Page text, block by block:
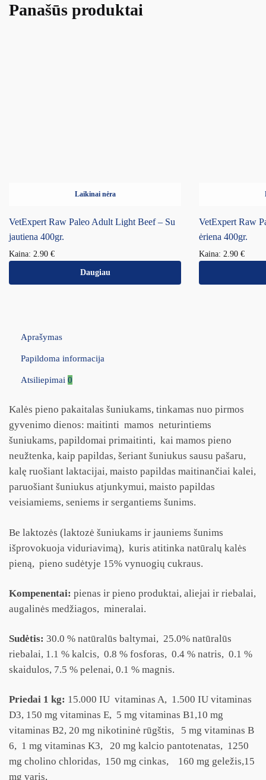
Panašūs produktai
Laikinai nėra
VetExpert Raw Paleo Adult Light Beef – Su
jautiena 400gr.
Kaina: 2.90 €
Daugiau
VetExpert Raw
ėriena 400gr.
Kaina: 2.90 €
Aprašymas
Papildoma informacija
Atsiliepimai 0
Kalės pieno pakaitalas šuniukams, tinkamas nuo pirmos
gyvenimo dienos: maitinti mamos neturintiems
šuniukams, papildomai primaitinti, kai mamos pieno
neužtenka, kaip papildas, šeriant šuniukus sausu pašaru,
kalę ruošiant laktacijai, maisto papildas maitinančiai kalei,
paruošiant šuniukus atjunkymui, maisto papildas
veisiamiems, seniems ir sergantiems šunims.
Be laktozės (laktozė šuniukams ir jauniems šunims
išprovokuoja viduriavimą), kuris atitinka natūralų kalės
pieną, pieno sudėtyje 15% vynuogių cukraus.
Kompenentai: pienas ir pieno produktai, aliejai ir riebalai,
augalinės medžiagos, mineralai.
Sudėtis: 30.0 % natūralūs baltymai, 25.0% natūralūs
riebalai, 1.1 % kalcis, 0.8 % fosforas, 0.4 % natris, 0.1 %
skaidulos, 7.5 % pelenai, 0.1 % magnis.
Priedai 1 kg: 15.000 IU vitaminas A, 1.500 IU vitaminas
D3, 150 mg vitaminas E, 5 mg vitaminas B1,10 mg
vitaminas B2, 20 mg nikotininė rūgštis, 5 mg vitaminas B
6, 1 mg vitaminas K3, 20 mg kalcio pantotenatas, 1250
mg cholino chloridas, 150 mg cinkas, 160 mg geležis,15
mg varis,